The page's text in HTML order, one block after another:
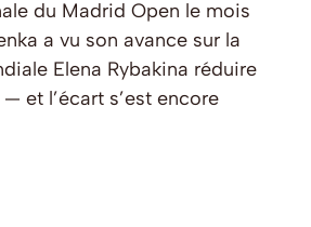
du Madrid Open le mois
a vu son avance sur la
Elena Rybakina réduire
et l’écart s’est encore